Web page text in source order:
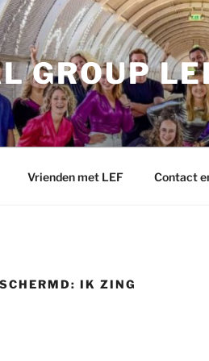
GROUP
Vrienden met LEF Contact
IK ZING